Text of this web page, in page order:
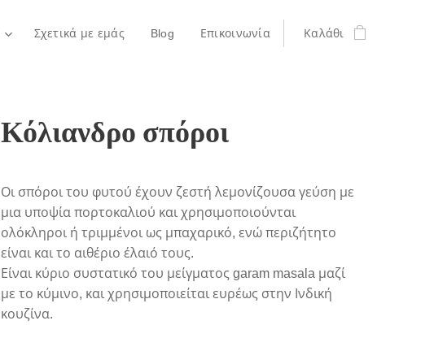
Σχετικά με εμάς Blog Επικοινωνία Καλάθι
Κόλιανδρο σπόροι
Οι σπόροι του φυτού έχουν ζεστή λεμονίζουσα γεύση με
μια υποψία πορτοκαλιού και χρησιμοποιούνται
ολόκληροι ή τριμμένοι ως μπαχαρικό, ενώ περιζήτητο
είναι και το αιθέριο έλαιό τους.
Είναι κύριο συστατικό του μείγματος garam masala μαζί
με το κύμινο, και χρησιμοποιείται ευρέως στην Ινδική
κουζίνα.